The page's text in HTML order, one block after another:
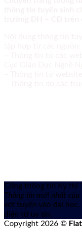
Cổng thông tin Kỳ thi
Thông tin mới nhất của
xét tuyển vào đại
điện tử uy tín.
Copyright 2026 ©